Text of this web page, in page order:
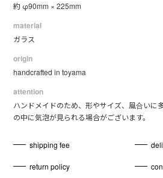
約 φ90mm × 225mm
material
ガラス
origin
handcrafted in toyama
attention
ハンドメイドのため、形やサイズ、風合いに
の中に気泡が見られる場合がございます。
shipping fee
return policy